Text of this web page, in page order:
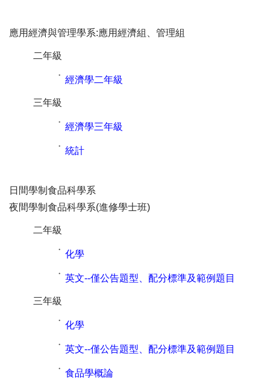
應用經濟與管理學系:應用經濟組、管理組
二年級
˙ 經濟學二年級
三年級
˙ 經濟學三年級
˙ 統計
日間學制食品科學系
夜間學制食品科學系(進修學士班)
二年級
˙ 化學
˙ 英文--僅公告題型、配分標準及範例題目
三年級
˙ 化學
˙ 英文--僅公告題型、配分標準及範例題目
˙ 食品學概論